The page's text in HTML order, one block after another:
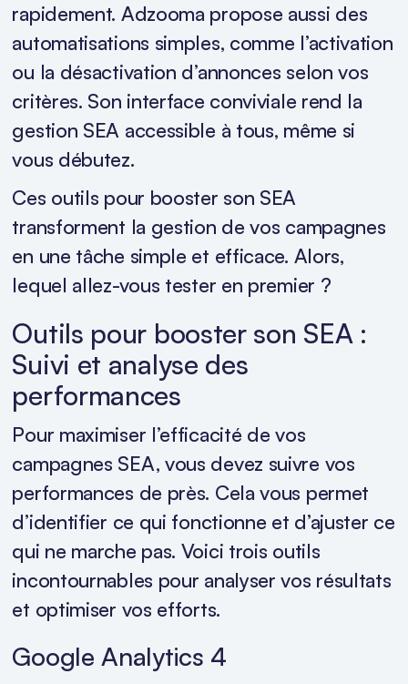
rapidement. Adzooma propose aussi des
automatisations simples, comme l’activation
ou la désactivation d’annonces selon vos
critères. Son interface conviviale rend la
gestion SEA accessible à tous, même si
vous débutez.
Ces outils pour booster son SEA
transforment la gestion de vos campagnes
en une tâche simple et efficace. Alors,
lequel allez-vous tester en premier ?
Outils pour booster son SEA :
Suivi et analyse des
performances
Pour maximiser l’efficacité de vos
campagnes SEA, vous devez suivre vos
performances de près. Cela vous permet
d’identifier ce qui fonctionne et d’ajuster ce
qui ne marche pas. Voici trois outils
incontournables pour analyser vos résultats
et optimiser vos efforts.
Google Analytics 4